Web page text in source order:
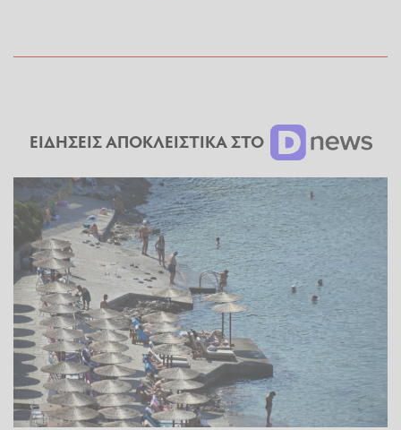
ΕΙΔΗΣΕΙΣ ΑΠΟΚΛΕΙΣΤΙΚΑ ΣΤΟ